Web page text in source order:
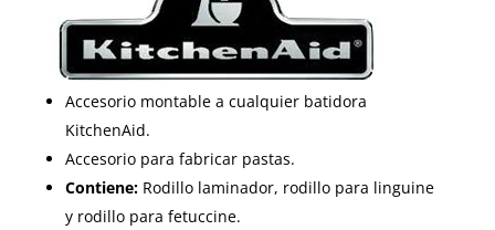
Accesorio montable a cualquier batidora
KitchenAid.
Accesorio para fabricar pastas.
Contiene:Rodillo laminador, rodillo para linguine
y rodillo para fetuccine.